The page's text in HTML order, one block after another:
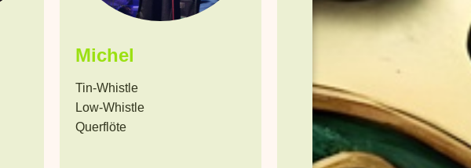
Michel
Tin-Whistle
Low-Whistle
Querflöte